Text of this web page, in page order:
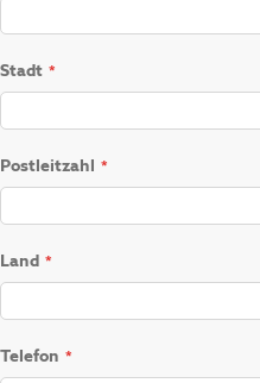
Stadt
Postleitzahl
Land
Telefon